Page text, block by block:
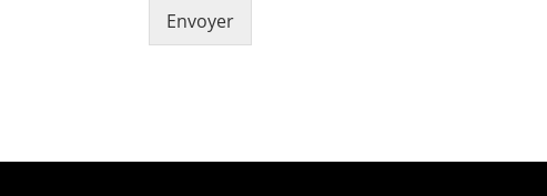
Envoyer